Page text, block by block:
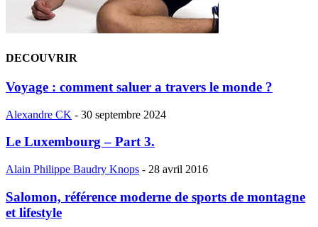
DECOUVRIR
Voyage : comment saluer a travers le monde ?
Alexandre CK - 30 septembre 2024
Le Luxembourg – Part 3.
Alain Philippe Baudry Knops - 28 avril 2016
Salomon, référence moderne de sports de montagne
et lifestyle